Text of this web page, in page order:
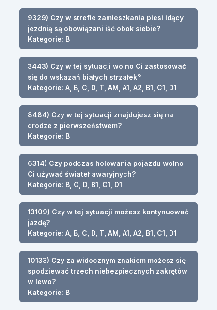
9329) Czy w strefie zamieszkania piesi idący
jezdnią są obowiązani iść obok siebie?
Kategorie: B
3443) Czy w tej sytuacji wolno Ci zastosować
się do wskazań białych strzałek?
Kategorie: A, B, C, D, T, AM, A1, A2, B1, C1, D1
8484) Czy w tej sytuacji znajdujesz się na
drodze z pierwszeństwem?
Kategorie: B
6314) Czy podczas holowania pojazdu wolno
Ci używać świateł awaryjnych?
Kategorie: B, C, D, B1, C1, D1
13109) Czy w tej sytuacji możesz kontynuować
jazdę?
Kategorie: A, B, C, D, T, AM, A1, A2, B1, C1, D1
10133) Czy za widocznym znakiem możesz się
spodziewać trzech niebezpiecznych zakrętów
w lewo?
Kategorie: B